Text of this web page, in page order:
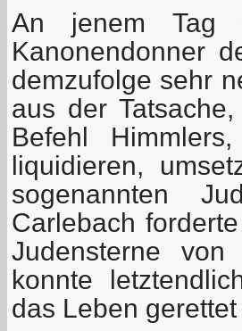
An jenem Tag
Kanonendonner
demzufolge sehr
aus der
Befehl
liquidieren,
sogenannten
Carlebach
Judensterne
konnte
das Leben